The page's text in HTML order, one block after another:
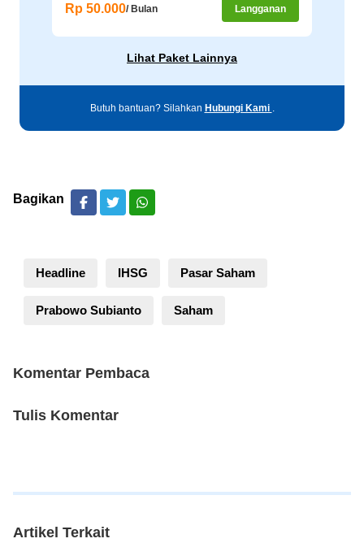
Rp 50.000/ Bulan Langganan
Lihat Paket Lainnya
Butuh bantuan? Silahkan Hubungi Kami
Bagikan
Headline IHSG Pasar Saham
Prabowo Subianto Saham
Komentar Pembaca
Tulis Komentar
Artikel Terkait